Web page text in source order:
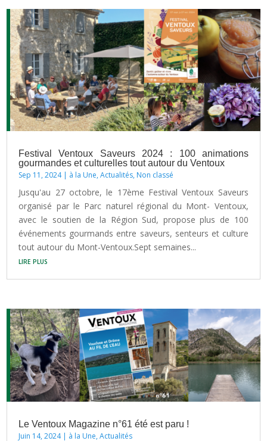
Festival Ventoux Saveurs 2024 : 100 animations
gourmandes et culturelles tout autour du Ventoux
Sep 11, 2024| à la Une,Actualités, Non classé
Jusqu'au 27 octobre, le 17ème Festival Ventoux Saveurs
organisé par le Parc naturel régional du Mont- Ventoux,
avec le soutien de la Région Sud, propose plus de 100
événements gourmands entre saveurs, senteurs et culture
tout autour du Mont-Ventoux.Sept semaines...
lire plus
Le Ventoux Magazine n°61 été est paru !
Juin 14, 2024| à la Une,Actualités